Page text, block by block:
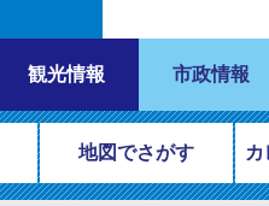
観光情報 市政情報
地図でさがす